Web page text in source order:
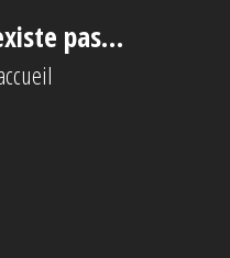
pas…